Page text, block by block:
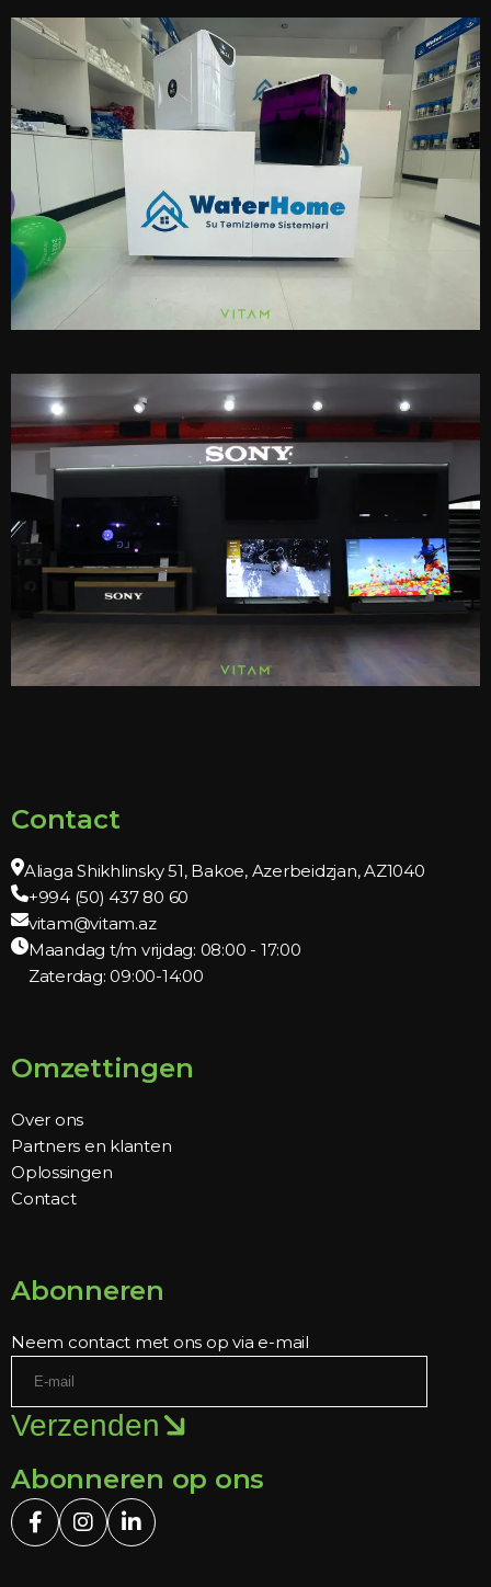
Contact
Aliaga Shikhlinsky 51, Bakoe, Azerbeidzjan, AZ1040
+994 (50) 437 80 60
vitam@vitam.az
Maandag t/m vrijdag: 08:00 - 17:00
Zaterdag: 09:00-14:00
Omzettingen
Over ons
Partners en klanten
Oplossingen
Contact
Abonneren
Neem contact met ons op via e-mail
Verzenden
Abonneren op ons